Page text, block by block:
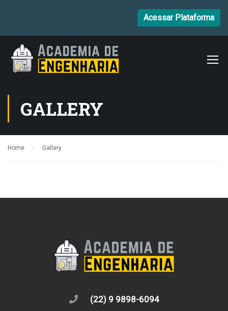
Acessar Plataforma
GALLERY
Home Gallery
(22) 9 9898-6094